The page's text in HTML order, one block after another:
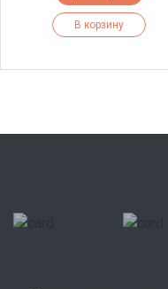
В корзину